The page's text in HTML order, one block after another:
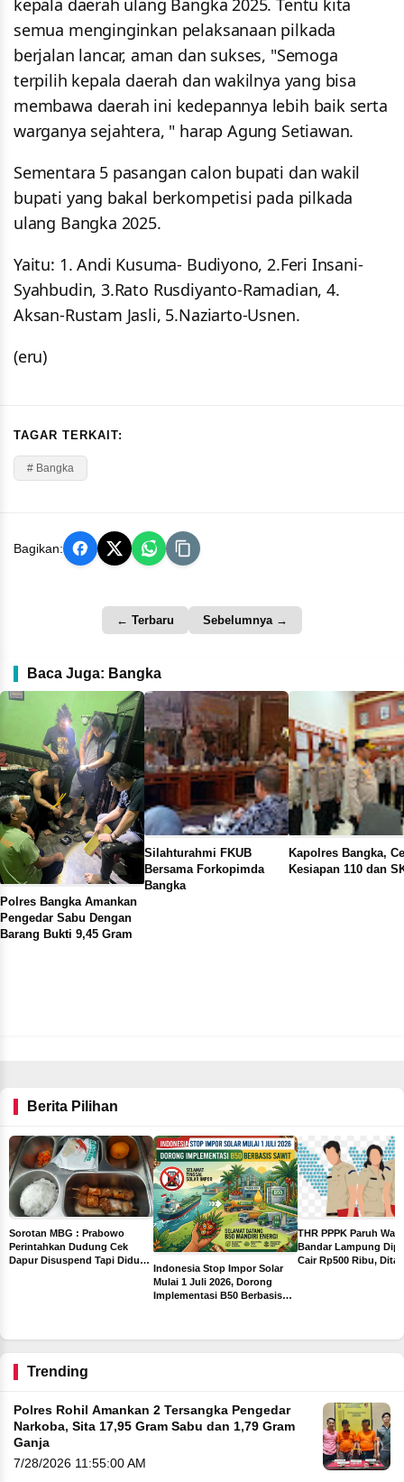
kepala daerah ulang Bangka 2025. Tentu kita
semua menginginkan pelaksanaan pilkada
berjalan lancar, aman dan sukses, "Semoga
terpilih kepala daerah dan wakilnya yang bisa
membawa daerah ini kedepannya lebih baik serta
warganya sejahtera, " harap Agung Setiawan.
Sementara 5 pasangan calon bupati dan wakil
bupati yang bakal berkompetisi pada pilkada
ulang Bangka 2025.
Yaitu: 1. Andi Kusuma- Budiyono, 2.Feri Insani-
Syahbudin, 3.Rato Rusdiyanto-Ramadian, 4.
Aksan-Rustam Jasli, 5.Naziarto-Usnen.
(eru)
TAGAR TERKAIT:
# Bangka
Bagikan:
← Terbaru Sebelumnya →
Baca Juga: Bangka
Polres Bangka Amankan
Pengedar Sabu Dengan
Barang Bukti 9,45 Gram
Silahturahmi FKUB
Bersama Forkopimda
Bangka
Kapolres Bangka,
Kesiapan 110 dan
Berita Pilihan
Sorotan MBG : Prabowo
Perintahkan Dudung Cek
Dapur Disuspend Tapi Diduga
Indonesia Stop Impor Solar
Mulai 1 Juli 2026, Dorong
Implementasi B50 Berbasis
THR PPPK Paruh
Bandar Lampung
Cair Rp500 Ribu,
Trending
Polres Rohil Amankan 2 Tersangka Pengedar
Narkoba, Sita 17,95 Gram Sabu dan 1,79 Gram
Ganja
7/28/2026 11:55:00 AM